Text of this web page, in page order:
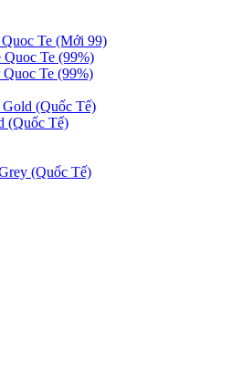
Te (Mới 99)
Te (99%)
Te (99%)
(Quốc Tế)
(Quốc Tế)
(Quốc Tế)